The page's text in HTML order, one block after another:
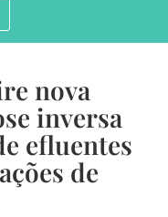
nova
inversa
efluentes
de